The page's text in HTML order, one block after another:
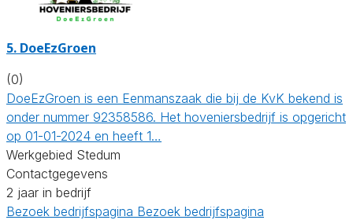
5. DoeEzGroen
(0)
DoeEzGroen is een Eenmanszaak die bij de KvK bekend is
onder nummer 92358586. Het hoveniersbedrijf is opgericht
op 01-01-2024 en heeft 1…
Werkgebied Stedum
Contactgegevens
2 jaar in bedrijf
Bezoek bedrijfspagina Bezoek bedrijfspagina